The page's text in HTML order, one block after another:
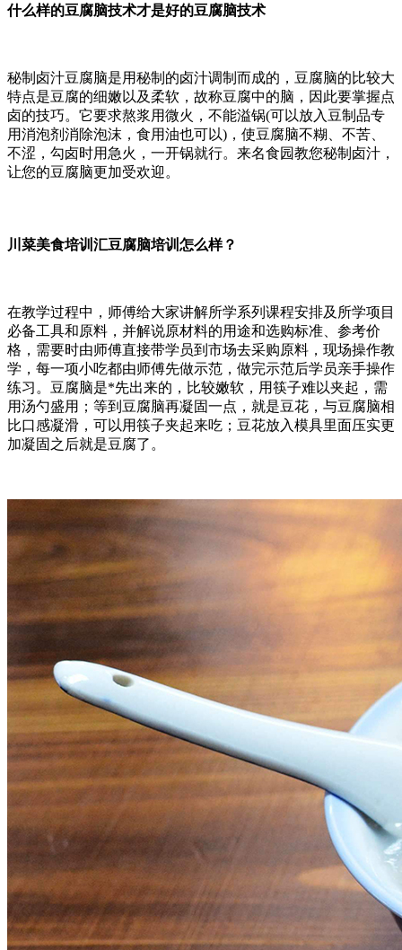
什么样的豆腐脑技术才是好的豆腐脑技术
秘制卤汁豆腐脑是用秘制的卤汁调制而成的，豆腐脑的比较大
特点是豆腐的细嫩以及柔软，故称豆腐中的脑，因此要掌握点
卤的技巧。它要求熬浆用微火，不能溢锅(可以放入豆制品专
用消泡剂消除泡沫，食用油也可以)，使豆腐脑不糊、不苦、
不涩，勾卤时用急火，一开锅就行。来名食园教您秘制卤汁，
让您的豆腐脑更加受欢迎。
川菜美食培训汇豆腐脑培训怎么样？
在教学过程中，师傅给大家讲解所学系列课程安排及所学项目
必备工具和原料，并解说原材料的用途和选购标准、参考价
格，需要时由师傅直接带学员到市场去采购原料，现场操作教
学，每一项小吃都由师傅先做示范，做完示范后学员亲手操作
练习。豆腐脑是*先出来的，比较嫩软，用筷子难以夹起，需
用汤勺盛用；等到豆腐脑再凝固一点，就是豆花，与豆腐脑相
比口感凝滑，可以用筷子夹起来吃；豆花放入模具里面压实更
加凝固之后就是豆腐了。